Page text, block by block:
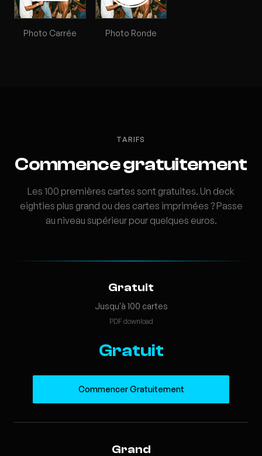
Photo Carrée Photo Ronde
TARIFS
Commence gratuitement
Les 100 premières cartes sont gratuites. Un deck
eighties plus grand ou des cartes imprimées ? Passe
au niveau supérieur pour quelques euros.
Gratuit
Jusqu'à 100 cartes
PDF download
Gratuit
Commencer Gratuitement
Grand